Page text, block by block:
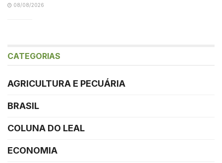
08/08/2026
CATEGORIAS
AGRICULTURA E PECUÁRIA
BRASIL
COLUNA DO LEAL
ECONOMIA